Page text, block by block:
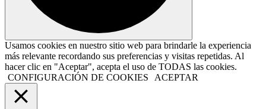
Usamos cookies en nuestro sitio web para brindarle la experiencia
más relevante recordando sus preferencias y visitas repetidas. Al
hacer clic en "Aceptar", acepta el uso de TODAS las cookies.
CONFIGURACIÓN DE COOKIES
ACEPTAR